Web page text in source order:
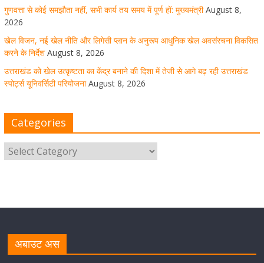
उत्तराखंड को खेल उत्कृष्टता का केंद्र बनाने की दिशा में तेजी से आगे
बढ़ रही उत्तराखंड स्पोर्ट्स यूनिवर्सिटी परियोजना
August 8, 2026 1 Comment
मुख्य सचिव ने कहा- कौशल विकास से संबंधित सभी विभाग एक
गुणवत्ता से कोई समझौता नहीं, सभी कार्य तय समय में पूर्ण हों: मुख्यमंत्री August 8,
2026
खेल विजन, नई खेल नीति और लिगेसी प्लान के अनुरूप आधुनिक खेल अवसंरचना विकसित
करने के निर्देश August 8, 2026
उत्तराखंड को खेल उत्कृष्टता का केंद्र बनाने की दिशा में तेजी से आगे बढ़ रही उत्तराखंड
स्पोर्ट्स यूनिवर्सिटी परियोजना August 8, 2026
Categories
अबाउट अस